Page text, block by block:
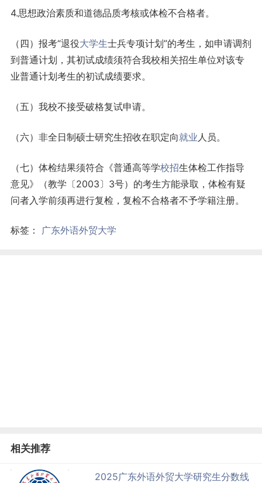
4.思想政治素质和道德品质考核或体检不合格者。
（四）报考“退役大学生士兵专项计划”的考生，如申请调剂
到普通计划，其初试成绩须符合我校相关招生单位对该专
业普通计划考生的初试成绩要求。
（五）我校不接受破格复试申请。
（六）非全日制硕士研究生招收在职定向就业人员。
（七）体检结果须符合《普通高等学校招生体检工作指导
意见》（教学〔2003〕3号）的考生方能录取，体检有疑
问者入学前须再进行复检，复检不合格者不予学籍注册。
标签： 广东外语外贸大学
相关推荐
2025广东外语外贸大学研究生分数线